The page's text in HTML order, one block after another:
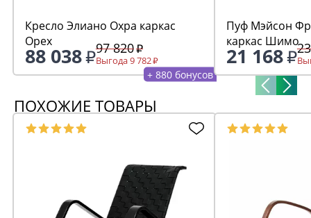
Кресло Элиано Охра каркас
Орех
88 038 97 820
Выгода 9 782
+ 880 бонусов
Пуф Мэйсон Фреш 19 минт
каркас Шимо
21 168
ПОХОЖИЕ ТОВАРЫ